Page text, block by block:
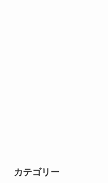
カテゴリー